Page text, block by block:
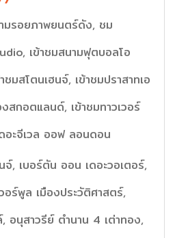
มรอยภาพยนตร์ดัง, ชม
เข้าชมสนามฟุตบอลโอ
มสโตนเฮนจ์, เข้าชมปราสาทเอ
สกอตแลนด์, เข้าชมทาวเวอร์
ะจีเวล ออฟ ลอนดอน
, เบอร์ตัน ออน เดอะวอเตอร์,
อร์พูล เมืองประวัติศาสตร์,
อนุสาวรีย์ ตำนาน 4 เต่าทอง,